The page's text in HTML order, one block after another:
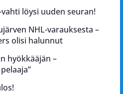
löysi uuden seuran!
NHL-varauksesta –
olisi halunnut
hyökkääjän –